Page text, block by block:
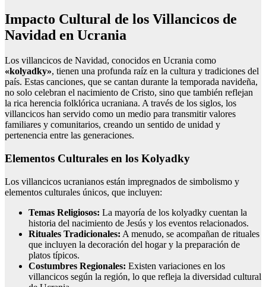
Impacto Cultural de los Villancicos de
Navidad en Ucrania
Los villancicos de Navidad, conocidos en Ucrania como
«kolyadky», tienen una profunda raíz en la cultura y tradiciones del
país. Estas canciones, que se cantan durante la temporada navideña,
no solo celebran el nacimiento de Cristo, sino que también reflejan
la rica herencia folklórica ucraniana. A través de los siglos, los
villancicos han servido como un medio para transmitir valores
familiares y comunitarios, creando un sentido de unidad y
pertenencia entre las generaciones.
Elementos Culturales en los Kolyadky
Los villancicos ucranianos están impregnados de simbolismo y
elementos culturales únicos, que incluyen:
Temas Religiosos: La mayoría de los kolyadky cuentan la
historia del nacimiento de Jesús y los eventos relacionados.
Rituales Tradicionales: A menudo, se acompañan de rituales
que incluyen la decoración del hogar y la preparación de
platos típicos.
Costumbres Regionales: Existen variaciones en los
villancicos según la región, lo que refleja la diversidad cultural